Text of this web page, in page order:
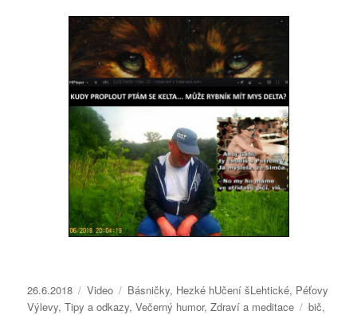
Publikováno:
26.6.2018 Formát:
Video Rubriky:
Básničky, Hezké hUčení šLehtické, Péťovy
Výlevy,Tipy a odkazy,Večerný humor,Zdraví a meditace Štítky:
bič,